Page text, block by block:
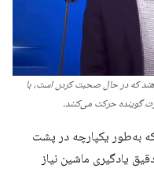
که در حال صحبت کردن است، با
گوینده حرکت می‌کنند.
به‌طور یکپارچه در پشت
یادگیری ماشین نیاز